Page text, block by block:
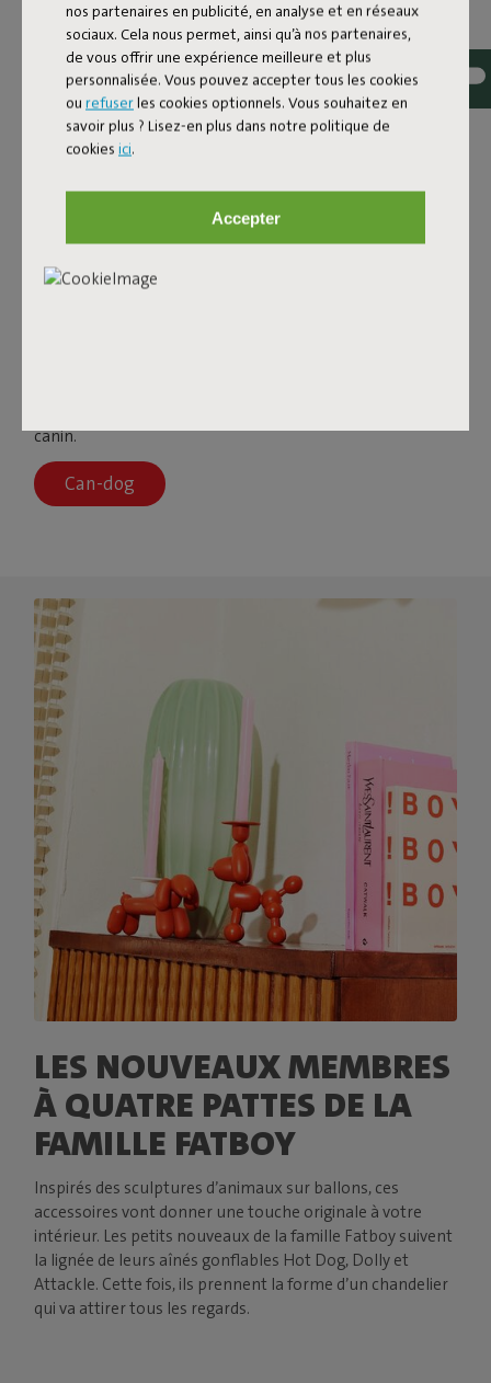
nos partenaires en publicité, en analyse et en réseaux
sociaux. Cela nous permet, ainsi qu’à nos partenaires,
de vous offrir une expérience meilleure et plus
personnalisée. Vous pouvez accepter tous les cookies
ou refuserles cookies optionnels. Vous souhaitez en
savoir plus ? Lisez-en plus dans notre politique de
cookies ici.
Accepter
Vous aimez les chiens et les ambiances cosy à la maison ?
Vous êtes fan d’objets design excentriques et de bougies ?
canin.
Can-dog
LES NOUVEAUX MEMBRES
À QUATRE PATTES DE LA
FAMILLE FATBOY
Inspirés des sculptures d’animaux sur ballons, ces
accessoires vont donner une touche originale à votre
intérieur. Les petits nouveaux de la famille Fatboy suivent
la lignée de leurs aînés gonflables Hot Dog, Dolly et
Attackle. Cette fois, ils prennent la forme d’un chandelier
qui va attirer tous les regards.